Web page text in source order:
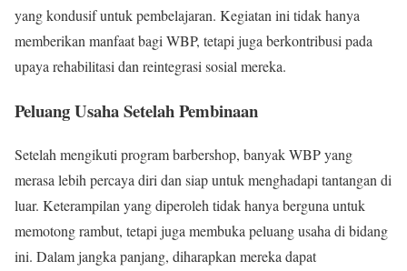
yang kondusif untuk pembelajaran. Kegiatan ini tidak hanya
memberikan manfaat bagi WBP, tetapi juga berkontribusi pada
upaya rehabilitasi dan reintegrasi sosial mereka.
Peluang Usaha Setelah Pembinaan
Setelah mengikuti program barbershop, banyak WBP yang
merasa lebih percaya diri dan siap untuk menghadapi tantangan di
luar. Keterampilan yang diperoleh tidak hanya berguna untuk
memotong rambut, tetapi juga membuka peluang usaha di bidang
ini. Dalam jangka panjang, diharapkan mereka dapat